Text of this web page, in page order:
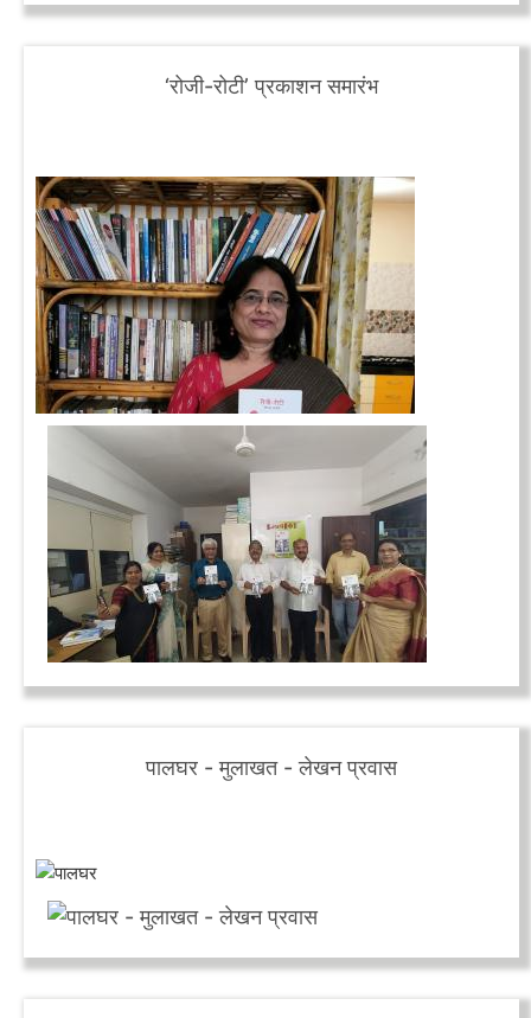
‘रोजी-रोटी’ प्रकाशन समारंभ
पालघर - मुलाखत - लेखन प्रवास